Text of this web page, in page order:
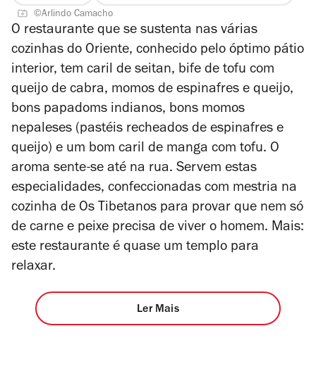
©Arlindo Camacho
O restaurante que se sustenta nas várias
cozinhas do Oriente, conhecido pelo óptimo pátio
interior, tem caril de seitan, bife de tofu com
queijo de cabra, momos de espinafres e queijo,
bons papadoms indianos, bons momos
nepaleses (pastéis recheados de espinafres e
queijo) e um bom caril de manga com tofu. O
aroma sente-se até na rua. Servem estas
especialidades, confeccionadas com mestria na
cozinha de Os Tibetanos para provar que nem só
de carne e peixe precisa de viver o homem. Mais:
este restaurante é quase um templo para
relaxar.
Ler Mais